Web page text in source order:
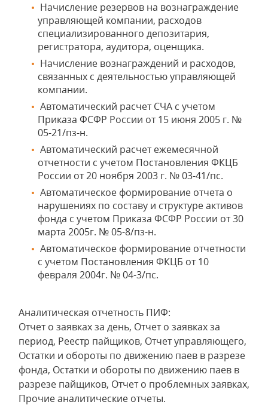
Начисление резервов на вознаграждение
управляющей компании, расходов
специализированного депозитария,
регистратора, аудитора, оценщика.
Начисление вознаграждений и расходов,
связанных с деятельностью управляющей
компании.
Автоматический расчет СЧА с учетом
Приказа ФСФР России от 15 июня 2005 г. №
05-21/пз-н.
Автоматический расчет ежемесячной
отчетности с учетом Постановления ФКЦБ
России от 20 ноября 2003 г. № 03-41/пс.
Автоматическое формирование отчета о
нарушениях по составу и структуре активов
фонда с учетом Приказа ФСФР России от 30
марта 2005г. № 05-8/пз-н.
Автоматическое формирование отчетности
с учетом Постановления ФКЦБ от 10
февраля 2004г. № 04-3/пс.
Аналитическая отчетность ПИФ:
Отчет о заявках за день, Отчет о заявках за
период, Реестр пайщиков, Отчет управляющего,
Остатки и обороты по движению паев в разрезе
фонда, Остатки и обороты по движению паев в
разрезе пайщиков, Отчет о проблемных заявках,
Прочие аналитические отчеты.